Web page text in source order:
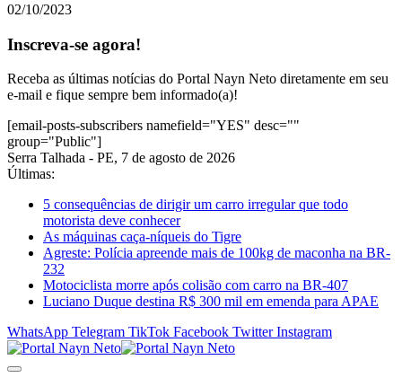
02/10/2023
Inscreva-se agora!
Receba as últimas notícias do Portal Nayn Neto diretamente em seu
e-mail e fique sempre bem informado(a)!
[email-posts-subscribers namefield="YES" desc=""
group="Public"]
Serra Talhada - PE, 7 de agosto de 2026
Últimas:
5 consequências de dirigir um carro irregular que todo
motorista deve conhecer
As máquinas caça-níqueis do Tigre
Agreste: Polícia apreende mais de 100kg de maconha na BR-
232
Motociclista morre após colisão com carro na BR-407
Luciano Duque destina R$ 300 mil em emenda para APAE
WhatsApp Telegram TikTok Facebook Twitter Instagram